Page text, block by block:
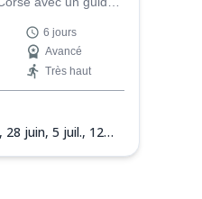
Bavella à
6 jours
Avancé
Très haut
28 juin, 5 juil., 12